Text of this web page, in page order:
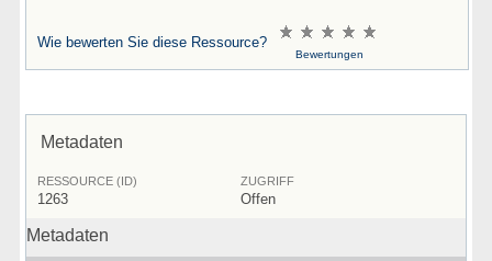
Wie bewerten Sie diese Ressource?
Bewertungen
Metadaten
RESSOURCE (ID)
1263
ZUGRIFF
Offen
Metadaten